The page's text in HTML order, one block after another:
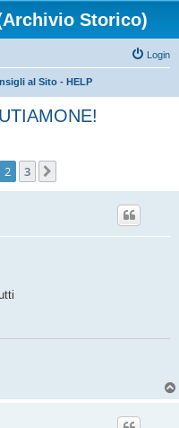
Storico)
Login
al Sito - HELP
2 3